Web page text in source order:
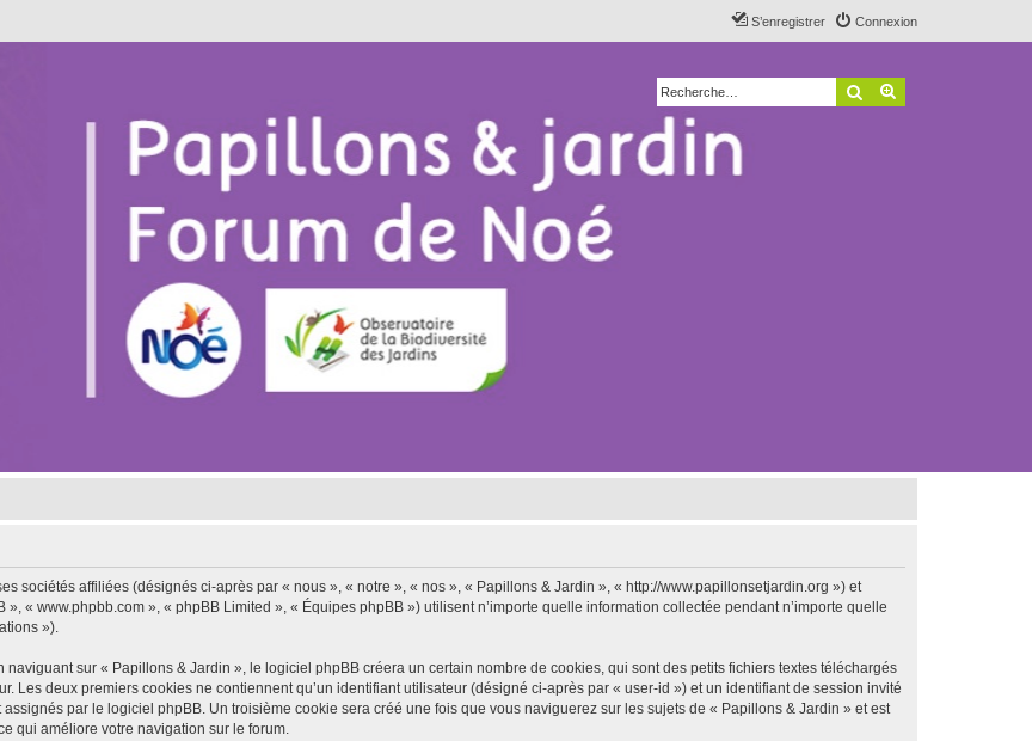
Connexion
S’enregistrer
Rechercher
sociétés affiliées (désignés ci-après par « nous », « notre », « nos », « Papillons & Jardin », « http://www.papillonsetjardin.org ») et
« www.phpbb.com », « phpBB Limited », « Équipes phpBB ») utilisent n’importe quelle information collectée pendant n’importe quelle
»).
sur « Papillons & Jardin », le logiciel phpBB créera un certain nombre de cookies, qui sont des petits fichiers textes téléchargés
Les deux premiers cookies ne contiennent qu’un identifiant utilisateur (désigné ci-après par « user-id ») et un identifiant de session invité
par le logiciel phpBB. Un troisième cookie sera créé une fois que vous naviguerez sur les sujets de « Papillons & Jardin » et est
qui améliore votre navigation sur le forum.